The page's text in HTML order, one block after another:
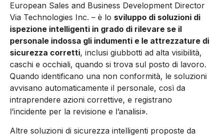
European Sales and Business Development Director
Via Technologies Inc. – è lo sviluppo di soluzioni di
ispezione intelligenti in grado di rilevare se il
personale indossa gli indumenti e le attrezzature di
sicurezza corretti, inclusi giubbotti ad alta visibilità,
caschi e occhiali, quando si trova sul posto di lavoro.
Quando identificano una non conformità, le soluzioni
avvisano automaticamente il personale, così da
intraprendere azioni correttive, e registrano
l’incidente per la revisione e l’analisi».
Altre soluzioni di sicurezza intelligenti proposte da